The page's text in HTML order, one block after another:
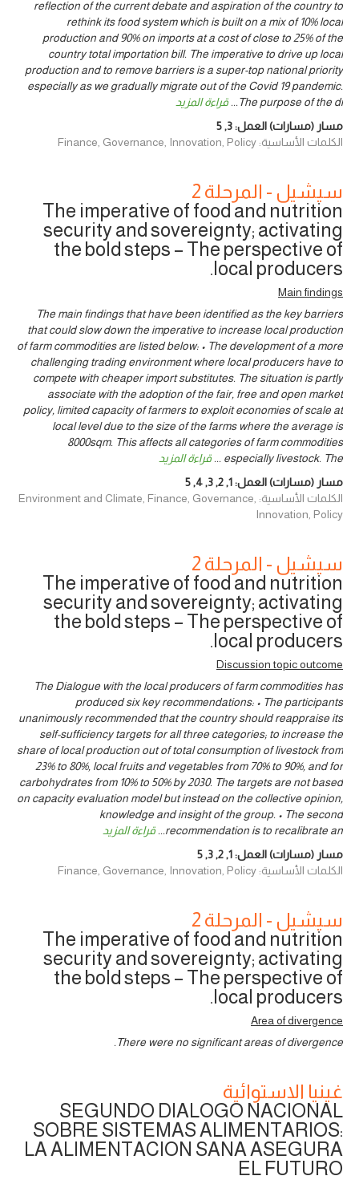
reflection of the current debate and aspiration of the country to
rethink its food system which is built on a mix of 10% local
production and 90% on imports at a cost of close to 25% of the
country total importation bill. The imperative to drive up local
production and to remove barriers is a super-top national priority
especially as we gradually migrate out of the Covid 19 pandemic.
The purpose of the di
... قراءة المزيد
مسار (مسارات) العمل:3
,
5
الكلمات الأساسية: Finance, Governance, Innovation, Policy
سيشيل - المرحلة 2
The imperative of food and nutrition
security and sovereignty; activating
the bold steps – The perspective of
local producers.
Main findings
The main findings that have been identified as the key barriers
that could slow down the imperative to increase local production
of farm commodities are listed below: • The development of a more
challenging trading environment where local producers have to
compete with cheaper import substitutes. The situation is partly
associate with the adoption of the fair, free and open market
policy, limited capacity of farmers to exploit economies of scale at
local level due to the size of the farms where the average is
8000sqm. This affects all categories of farm commodities
especially livestock. The
... قراءة المزيد
مسار (مسارات) العمل:1
,
2
,
3
,
4
,
5
الكلمات الأساسية: Environment and Climate, Finance, Governance,
Innovation, Policy
سيشيل - المرحلة 2
The imperative of food and nutrition
security and sovereignty; activating
the bold steps – The perspective of
local producers.
Discussion topic outcome
The Dialogue with the local producers of farm commodities has
produced six key recommendations: • The participants
unanimously recommended that the country should reappraise its
self-sufficiency targets for all three categories; to increase the
share of local production out of total consumption of livestock from
23% to 80%, local fruits and vegetables from 70% to 90%, and for
carbohydrates from 10% to 50% by 2030. The targets are not based
on capacity evaluation model but instead on the collective opinion,
knowledge and insight of the group. • The second
recommendation is to recalibrate an
... قراءة المزيد
مسار (مسارات) العمل:1
,
2
,
3
,
5
الكلمات الأساسية: Finance, Governance, Innovation, Policy
سيشيل - المرحلة 2
The imperative of food and nutrition
security and sovereignty; activating
the bold steps – The perspective of
local producers.
Area of divergence
There were no significant areas of divergence.
غينيا الاستوائية
SEGUNDO DIALOGO NACIONAL
SOBRE SISTEMAS ALIMENTARIOS:
LA ALIMENTACION SANA ASEGURA
EL FUTURO